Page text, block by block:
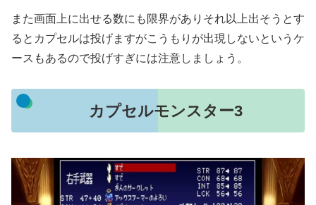
また画面上に出せる数にも限界がありそれ以上出そうとす
るとカプセルは投げますがこうもりが出現しないというケ
ースもあるので投げすぎには注意しましょう。
カプセルモンスター3